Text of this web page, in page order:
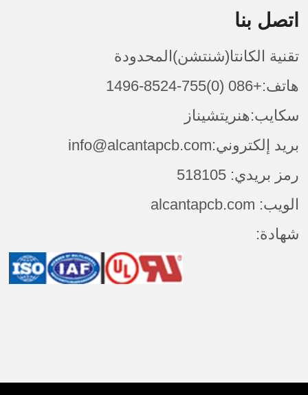
اتصل بنا
تقنية الكانتا(شنتشن)المحدودة
هاتف:+086 (0)755-8524-1496
سكايب:هنريتشيناز
بريد إلكتروني:info@alcantapcb.com
رمز بريدي: 518105
الويب: alcantapcb.com
شهادة: